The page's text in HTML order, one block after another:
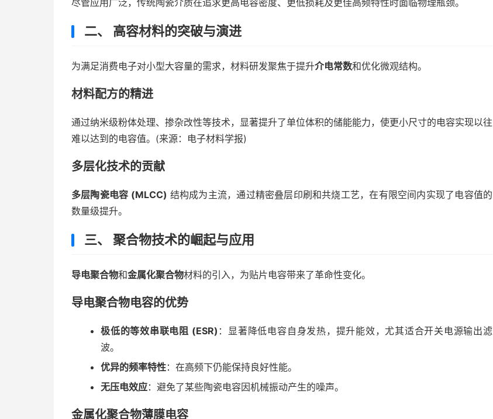
尽管应用广泛，传统陶瓷介质在追求更高电容密度、更低损耗及更佳高频特性时面临物理瓶颈。
二、 高容材料的突破与演进
为满足消费电子对小型大容量的需求，材料研发聚焦于提升介电常数和优化微观结构。
材料配方的精进
通过纳米级粉体处理、掺杂改性等技术，显著提升了单位体积的储能能力，使更小尺寸的电容实现以往
难以达到的电容值。(来源：电子材料学报)
多层化技术的贡献
多层陶瓷电容 (MLCC) 结构成为主流，通过精密叠层印刷和共烧工艺，在有限空间内实现了电容值的
数量级提升。
三、 聚合物技术的崛起与应用
导电聚合物和金属化聚合物材料的引入，为贴片电容带来了革命性变化。
导电聚合物电容的优势
极低的等效串联电阻 (ESR) ：显著降低电容自身发热，提升能效，尤其适合开关电源输出滤
波。
优异的频率特性：在高频下仍能保持良好性能。
无压电效应：避免了某些陶瓷电容因机械振动产生的噪声。
金属化聚合物薄膜电容